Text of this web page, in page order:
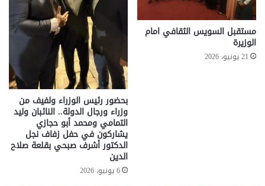
مستقبل السويس الثقافي امام
الوزيرة
21 يونيو، 2026
بحضور رئيس الوزراء ولفيف من
وزراء ورجال الدولة.. النائبان وليد
التمامي ومحمد أبو حجازي
يشاركون في حفل زفاف نجل
الدكتور أشرف صبحي بقلعة صلاح
الدين
6 يونيو، 2026